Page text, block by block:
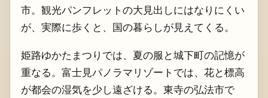
市。観光パンフレットの大見出しにはなりにくい
が、実際に歩くと、国の暮らしが見えてくる。
姫路ゆかたまつりでは、夏の服と城下町の記憶が
重なる。富士見パノラマリゾートでは、花と標高
が都会の湿気を少し遠ざける。東寺の弘法市で